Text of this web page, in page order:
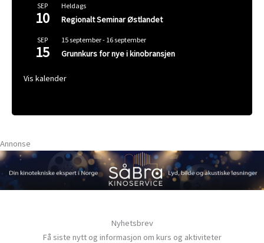
SEP
10
Heldags
Regionalt Seminar Østlandet
SEP
15
15 september- 16 september
Grunnkurs for nye i kinobransjen
Vis kalender
Annonse
Nyhetsbrev
Få siste nytt og informasjon om kurs og aktiviteter